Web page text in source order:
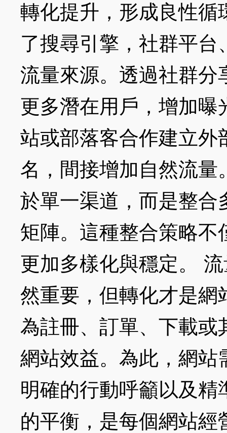
轉化提升，形成良性循
了搜尋引擎，社群平
流量來源。透過社群分
更多潛在用戶，增加曝
站或部落客合作建立外
名，間接增加自然流量
於單一渠道，而是整合
矩陣。這種整合策略不
更加多樣化與穩定。
然重要，但轉化才是網
為註冊、訂單、下載或
網站效益。為此，網站
明確的行動呼籲以及
的平衡，是每個網站